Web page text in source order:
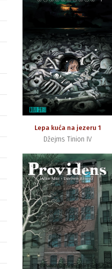
Lepa kuća na jezeru 1
Džejms Tinion IV